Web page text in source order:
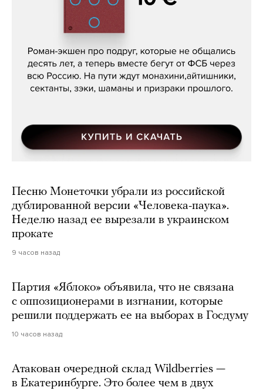
Кира Ярмыш, «Тут недалеко»
Песню Монеточки убрали из российской
дублированной версии «Человека-паука».
Неделю назад ее вырезали в украинском
прокате
9 часов назад
Партия «Яблоко» объявила, что не связана
с оппозиционерами в изгнании, которые
решили поддержать ее на выборах в Госдуму
10 часов назад
Атакован очередной склад Wildberries —
в Екатеринбурге. Это более чем в двух